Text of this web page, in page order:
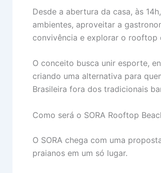
Desde a abertura da casa, às
ambientes, aproveitar a
convivência e explorar o rooftop
O conceito busca unir esporte,
criando uma alternativa para
Brasileira fora dos tradicionais
Como será o SORA Rooftop
O SORA chega com uma
praianos em um só lugar.